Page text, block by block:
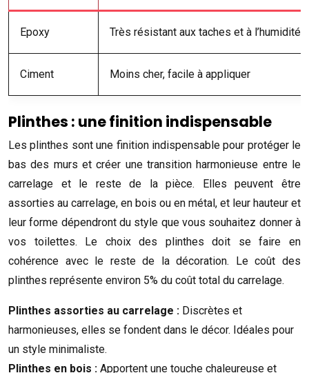
Epoxy Très résistant aux taches et à
Ciment Moins cher, facile à appliquer
Plinthes : une finition indispensable
Les plinthes sont une finition indispensable pour protéger le
bas des murs et créer une transition harmonieuse entre le
carrelage et le reste de la pièce. Elles peuvent être
assorties au carrelage, en bois ou en métal, et leur hauteur et
leur forme dépendront du style que vous souhaitez donner à
vos toilettes. Le choix des plinthes doit se faire en
cohérence avec le reste de la décoration. Le coût des
plinthes représente environ 5% du coût total du carrelage.
Plinthes assorties au carrelage : Discrètes et
harmonieuses, elles se fondent dans le décor. Idéales pour
un style minimaliste.
Plinthes en bois : Apportent une touche chaleureuse et